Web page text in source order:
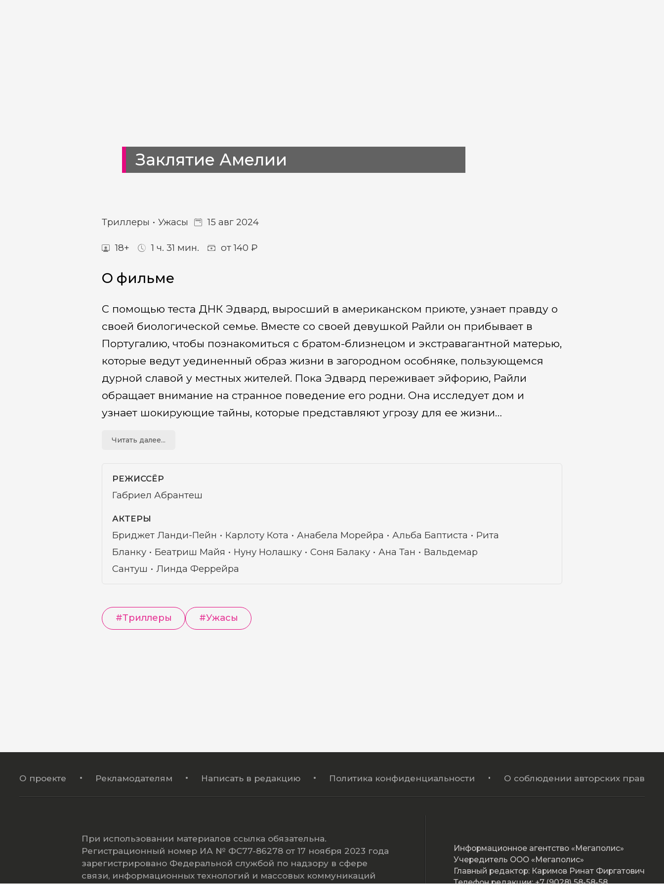
Заклятие Амелии
Триллеры Ужасы 15 авг 2024
18+ 1 ч. 31 мин. от 140 ₽
О фильме
С помощью теста ДНК Эдвард, выросший в американском приюте, узнает правду о
своей биологической семье. Вместе со своей девушкой Райли он прибывает в
Португалию, чтобы познакомиться с братом-близнецом и экстравагантной матерью,
которые ведут уединенный образ жизни в загородном особняке, пользующемся
дурной славой у местных жителей. Пока Эдвард переживает эйфорию, Райли
обращает внимание на странное поведение его родни. Она исследует дом и
узнает шокирующие тайны, которые представляют угрозу для ее жизни…
Читать далее...
РЕЖИССЁР
Габриел Абрантеш
АКТЕРЫ
Бриджет Ланди-Пейн Карлоту Кота Анабела Морейра Альба Баптиста
Рита
Бланку
Беатриш Майя Нуну Нолашку Соня Балаку Ана Тан
Вальдемар
Сантуш
Линда Феррейра
#Триллеры #Ужасы
О проекте Рекламодателям Написать в редакцию Политика конфиденциальности О соблюдении авторских прав
Информационное агентство «Мегаполис»
Учередитель ООО «Мегаполис»
Главный редактор: Каримов Ринат Фиргатович
Телефон редакции: +7 (9028) 58-58-58
При использовании материалов ссылка обязательна.
Регистрационный номер ИА № ФС77-86278 от 17 ноября 2023 года
зарегистрировано Федеральной службой по надзору в сфере
связи, информационных технологий и массовых коммуникаций